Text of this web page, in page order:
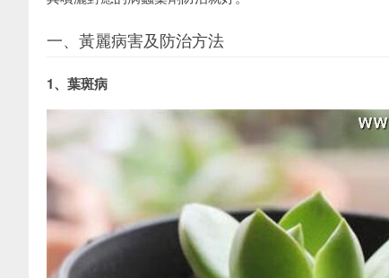
一、黃麗病害及防治方法
1、葉斑病